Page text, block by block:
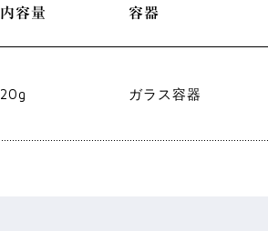
内容量 容器
20g ガラス容器